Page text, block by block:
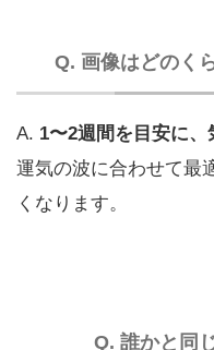
Q. 画像はどのく
A. 1〜2週間を目安に
運気の波に合わせて最
くなります。
Q. 誰かと同